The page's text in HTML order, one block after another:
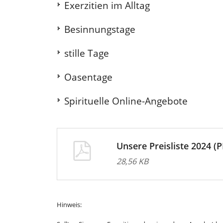
Exerzitien im Alltag
Besinnungstage
stille Tage
Oasentage
Spirituelle Online-Angebote
Unsere Preisliste 2024
28,56 KB
Hinweis: